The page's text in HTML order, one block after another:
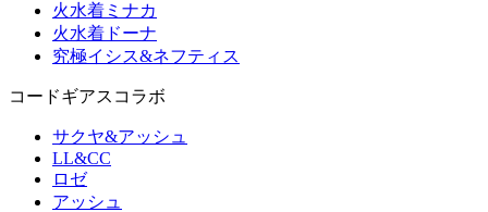
火水着ミナカ
火水着ドーナ
究極イシス&ネフティス
コードギアスコラボ
サクヤ&アッシュ
LL&CC
ロゼ
アッシュ